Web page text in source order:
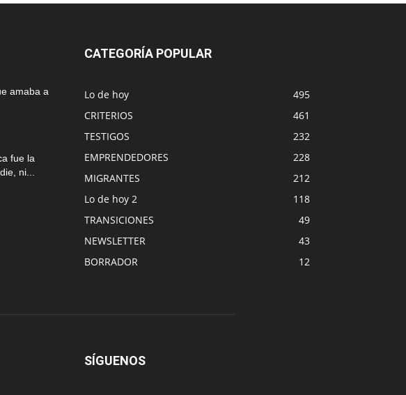
amaba a
fue la
ni...
CATEGORÍA POPULAR
Lo de hoy
495
CRITERIOS
461
TESTIGOS
232
EMPRENDEDORES
228
MIGRANTES
212
Lo de hoy 2
118
TRANSICIONES
49
NEWSLETTER
43
BORRADOR
12
SÍGUENOS